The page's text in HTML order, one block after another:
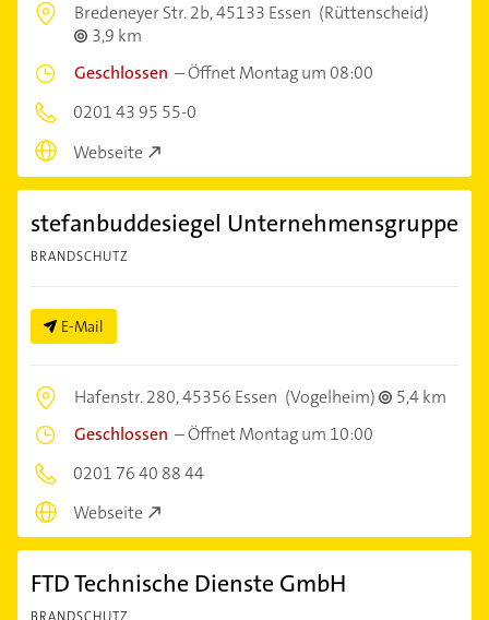
Bredeneyer Str. 2b,45133 Essen (Rüttenscheid)
3,9 km
Geschlossen –Öffnet Montag um 08:00
0201 43 95 55-0
Webseite
stefanbuddesiegel Unternehmensgruppe
BRANDSCHUTZ
E-Mail
Hafenstr. 280,45356 Essen (Vogelheim)
5,4 km
Geschlossen –Öffnet Montag um 10:00
0201 76 40 88 44
Webseite
FTD Technische Dienste GmbH